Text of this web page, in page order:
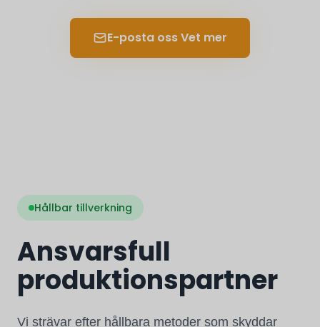
E-posta oss Vet mer
Hållbar tillverkning
Ansvarsfull
produktionspartner
Vi strävar efter hållbara metoder som skyddar